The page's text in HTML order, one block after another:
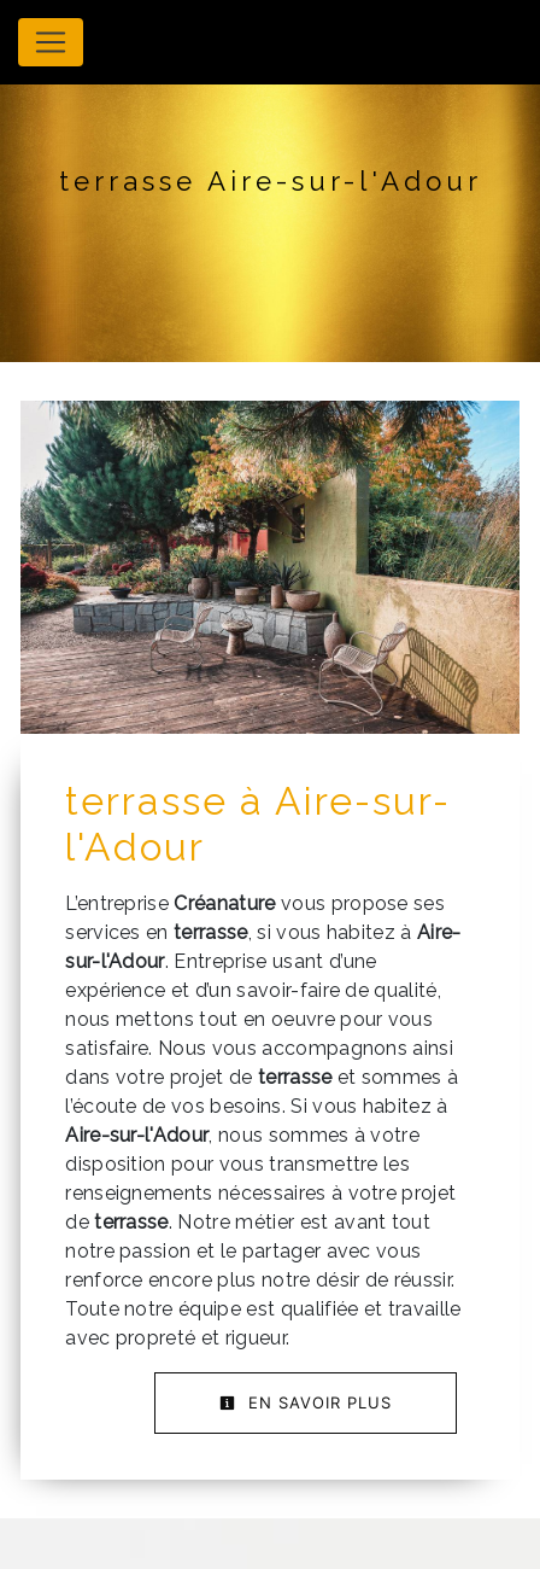
Panneau de gestion des cookies
terrasse Aire-sur-l'Adour
terrasse à Aire-sur-
l'Adour
L’entrepriseCréanaturevous propose ses
services enterrasse, si vous habitez àAire-
sur-l'Adour. Entreprise usant d’une
expérience et d’un savoir-faire de qualité,
nous mettons tout en oeuvre pour vous
satisfaire. Nous vous accompagnons ainsi
dans votre projet de terrasseet sommes à
l’écoute de vos besoins. Si vous habitez à
Aire-sur-l'Adour, nous sommes à votre
disposition pour vous transmettre les
renseignements nécessaires à votre projet
deterrasse. Notre métier est avant tout
notre passion et le partager avec vous
renforce encore plus notre désir de réussir.
Toute notre équipe est qualifiée et travaille
avec propreté et rigueur.
EN SAVOIR PLUS